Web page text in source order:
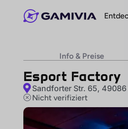
Info & Preise
Esport Factory
Sandforter Str. 65,
Nicht verifiziert